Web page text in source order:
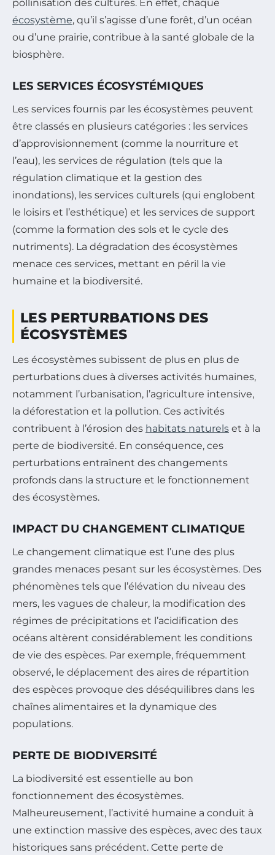
pollinisation des cultures. En effet, chaque
écosystème, qu’il s’agisse d’une forêt, d’un océan
ou d’une prairie, contribue à la santé globale de la
biosphère.
LES SERVICES ÉCOSYSTÉMIQUES
Les services fournis par les écosystèmes peuvent
être classés en plusieurs catégories : les services
d’approvisionnement (comme la nourriture et
l’eau), les services de régulation (tels que la
régulation climatique et la gestion des
inondations), les services culturels (qui englobent
le loisirs et l’esthétique) et les services de support
(comme la formation des sols et le cycle des
nutriments). La dégradation des écosystèmes
menace ces services, mettant en péril la vie
humaine et la biodiversité.
LES PERTURBATIONS DES
ÉCOSYSTÈMES
Les écosystèmes subissent de plus en plus de
perturbations dues à diverses activités humaines,
notamment l’urbanisation, l’agriculture intensive,
la déforestation et la pollution. Ces activités
contribuent à l’érosion des habitats naturels et à la
perte de biodiversité. En conséquence, ces
perturbations entraînent des changements
profonds dans la structure et le fonctionnement
des écosystèmes.
IMPACT DU CHANGEMENT CLIMATIQUE
Le changement climatique est l’une des plus
grandes menaces pesant sur les écosystèmes. Des
phénomènes tels que l’élévation du niveau des
mers, les vagues de chaleur, la modification des
régimes de précipitations et l’acidification des
océans altèrent considérablement les conditions
de vie des espèces. Par exemple, fréquemment
observé, le déplacement des aires de répartition
des espèces provoque des déséquilibres dans les
chaînes alimentaires et la dynamique des
populations.
PERTE DE BIODIVERSITÉ
La biodiversité est essentielle au bon
fonctionnement des écosystèmes.
Malheureusement, l’activité humaine a conduit à
une extinction massive des espèces, avec des taux
historiques sans précédent. Cette perte de